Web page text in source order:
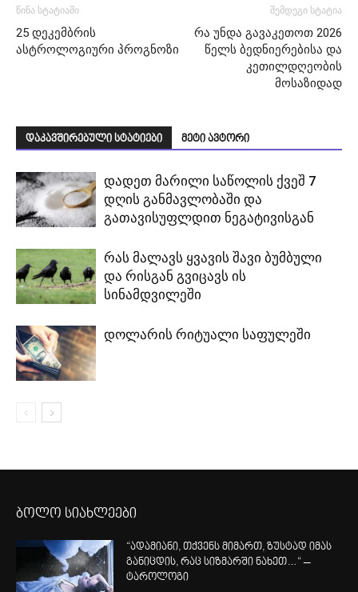
წინა სტატიაში
25 დეკემბრის
ასტროლოგიური პროგნოზი
შემდეგი სტატია
რა უნდა გავაკეთოთ 2026
წელს ბედნიერებისა და
კეთილდღეობის
მოსაზიდად
დაკავშირებული სტატიები მეტი ავტორი
დადეთ მარილი საწოლის ქვეშ 7
დღის განმავლობაში და
გათავისუფლდით ნეგატივისგან
რას მალავს ყვავის შავი ბუმბული
და რისგან გვიცავს ის
სინამდვილეში
დოლარის რიტუალი საფულეში
ბოლო სიახლეები
“ადამიანი, თქვენს მიმართ, ზუსტად იმას
განიცდის, რაც სიზმარში ნახეთ…“ –
ტაროლოგი